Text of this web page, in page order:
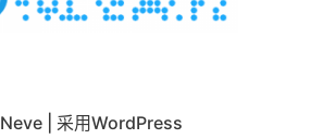
Neve | 采用WordPress